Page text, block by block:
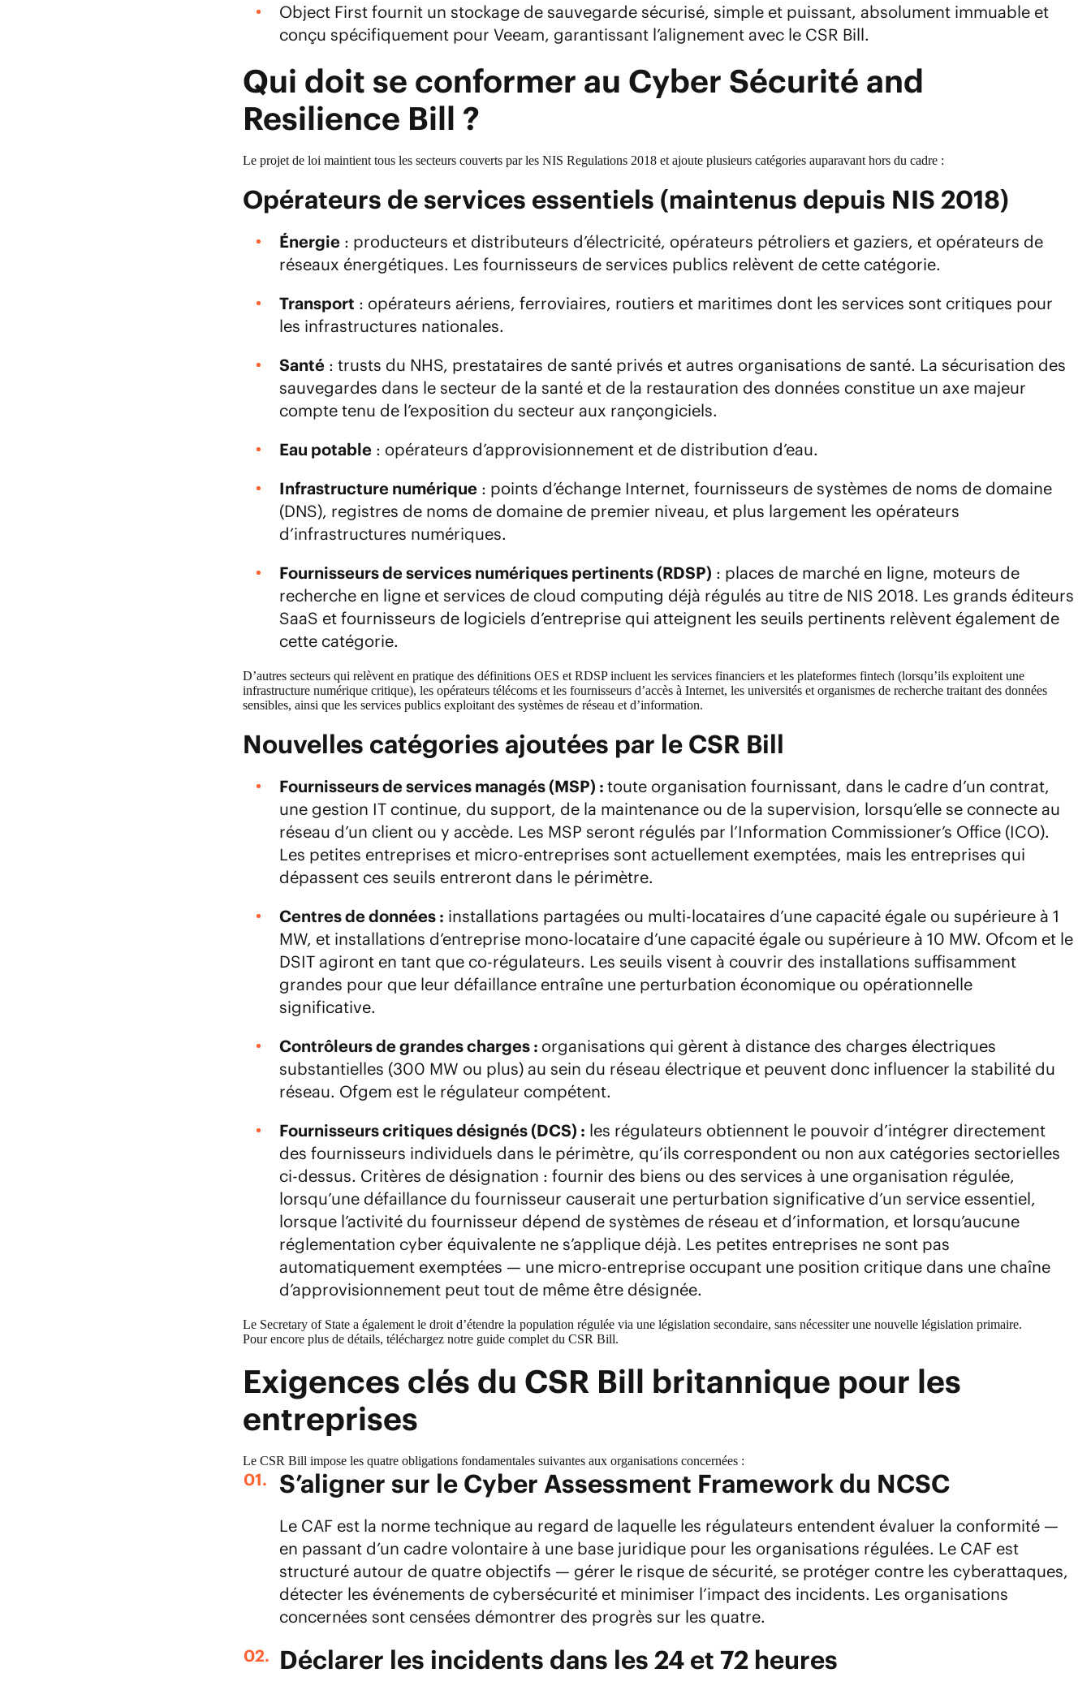
Object First fournit un stockage de sauvegarde sécurisé, simple et puissant, absolument immuable et
conçu spécifiquement pour Veeam, garantissant l’alignement avec le CSR Bill.
Qui doit se conformer au Cyber Sécurité and
Resilience Bill ?
Le projet de loi maintient tous les secteurs couverts par les NIS Regulations 2018 et ajoute plusieurs catégories auparavant hors du cadre :
Opérateurs de services essentiels (maintenus depuis NIS 2018)
Énergie: producteurs et distributeurs d’électricité, opérateurs pétroliers et gaziers, et opérateurs de
réseaux énergétiques. Les fournisseurs de services publics relèvent de cette catégorie.
Transport : opérateurs aériens, ferroviaires, routiers et maritimes dont les services sont critiques pour
les infrastructures nationales.
Santé: trusts du NHS, prestataires de santé privés et autres organisations de santé. La sécurisation des
sauvegardes dans le secteur de la santéet de la restauration des données constitue un axe majeur
compte tenu de l’exposition du secteur aux rançongiciels.
Eau potable: opérateurs d’approvisionnement et de distribution d’eau.
Infrastructure numérique: points d’échange Internet, fournisseurs de systèmes de noms de domaine
(DNS), registres de noms de domaine de premier niveau, et plus largement les opérateurs
d’infrastructures numériques.
Fournisseurs de services numériques pertinents (RDSP) : places de marché en ligne, moteurs de
recherche en ligne et services de cloud computing déjà régulés au titre de NIS 2018. Les grands éditeurs
SaaS et fournisseurs de logiciels d’entreprise qui atteignent les seuils pertinents relèvent également de
cette catégorie.
D’autres secteurs qui relèvent en pratique des définitions OES et RDSP incluent les services financiers et les plateformes fintech (lorsqu’ils exploitent une
infrastructure numérique critique), les opérateurs télécoms et les fournisseurs d’accès à Internet, les universités et organismes de recherche traitant des données
sensibles, ainsi que les services publics exploitant des systèmes de réseau et d’information.
Nouvelles catégories ajoutées par le CSR Bill
Fournisseurs de services managés (MSP) : toute organisation fournissant, dans le cadre d’un contrat,
une gestion IT continue, du support, de la maintenance ou de la supervision, lorsqu’elle se connecte au
réseau d’un client ou y accède. Les MSP seront régulés par l’Information Commissioner’s Office (ICO).
Les petites entreprises et micro-entreprises sont actuellement exemptées, mais les entreprises qui
dépassent ces seuils entreront dans le périmètre.
Centres de données : installations partagées ou multi-locataires d’une capacité égale ou supérieure à 1
MW, et installations d’entreprise mono-locataire d’une capacité égale ou supérieure à 10 MW. Ofcom et le
DSIT agiront en tant que co-régulateurs. Les seuils visent à couvrir des installations suffisamment
grandes pour que leur défaillance entraîne une perturbation économique ou opérationnelle
significative.
Contrôleurs de grandes charges : organisations qui gèrent à distance des charges électriques
substantielles (300 MW ou plus) au sein du réseau électrique et peuvent donc influencer la stabilité du
réseau. Ofgem est le régulateur compétent.
Fournisseurs critiques désignés (DCS) : les régulateurs obtiennent le pouvoir d’intégrer directement
des fournisseurs individuels dans le périmètre, qu’ils correspondent ou non aux catégories sectorielles
ci-dessus. Critères de désignation : fournir des biens ou des services à une organisation régulée,
lorsqu’une défaillance du fournisseur causerait une perturbation significative d’un service essentiel,
lorsque l’activité du fournisseur dépend de systèmes de réseau et d’information, et lorsqu’aucune
réglementation cyber équivalente ne s’applique déjà. Les petites entreprises ne sont pas
automatiquement exemptées — une micro-entreprise occupant une position critique dans une chaîne
d’approvisionnement peut tout de même être désignée.
Le Secretary of State a également le droit d’étendre la population régulée via une législation secondaire, sans nécessiter une nouvelle législation primaire.
Pour encore plus de détails, téléchargez notre guide complet du CSR Bill.
Exigences clés du CSR Bill britannique pour les
entreprises
Le CSR Bill impose les quatre obligations fondamentales suivantes aux organisations concernées :
S’aligner sur le Cyber Assessment Framework du NCSC
Le CAF est la norme technique au regard de laquelle les régulateurs entendent évaluer la conformité —
en passant d’un cadre volontaire à une base juridique pour les organisations régulées. Le CAF est
structuré autour de quatre objectifs — gérer le risque de sécurité, se protéger contre les cyberattaques,
détecter les événements de cybersécurité et minimiser l’impact des incidents. Les organisations
concernées sont censées démontrer des progrès sur les quatre.
Déclarer les incidents dans les 24 et 72 heures